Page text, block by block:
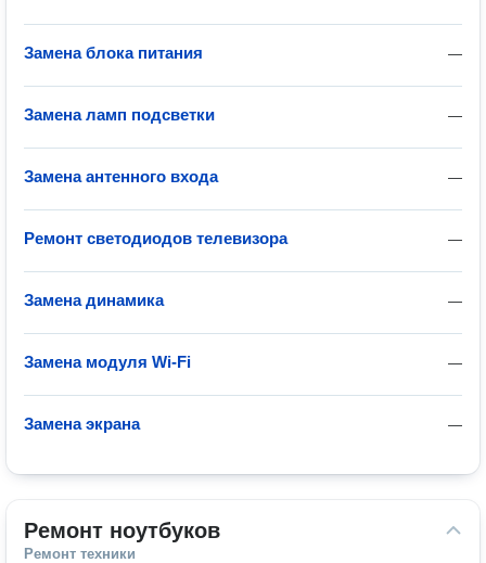
—
Замена блока питания
—
Замена ламп подсветки
—
Замена антенного входа
—
Ремонт светодиодов телевизора
—
Замена динамика
—
Замена модуля Wi-Fi
—
Замена экрана
Ремонт ноутбуков
Ремонт техники